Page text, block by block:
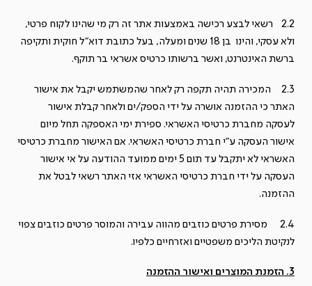
2.2 רשאי לבצע רכישה באמצעות אתר זה רק מי שהינו לקוח פרטי,
ולא עסקי, והינו בן 18 שנים ומעלה, בעל כתובת דוא"ל חוקית ותקיפה
ברשת האינטרנט, ואשר ברשותו כרטיס אשראי בר תוקף.
2.3 המכירה תהיה תקפה רק לאחר שהמשתמש יקבל את אישור
האתר כי ההזמנה אושרה על ידי הספק/ים ולאחר קבלת אישור
לעסקה מחברת כרטיסי האשראי. ספירת ימי האספקה תחל מיום
אישור העסקה ע"י חברת כרטיסי האשראי. אם האישור מחברת כרטיסי
האשראי לא יתקבל עד תום 5 ימים ממועד ההודעה על אי אישור
העסקה על ידי חברת כרטיסי האשראי אזי האתר רשאי לבטל את
ההזמנה.
2.4 מסירת פרטים כוזבים מהווה עבירה והמוסר פרטים כוזבים צפוי
לנקיטת הליכים משפטיים ואזרחיים כלפיו.
3. הזמנת המוצרים ואישור ההזמנה